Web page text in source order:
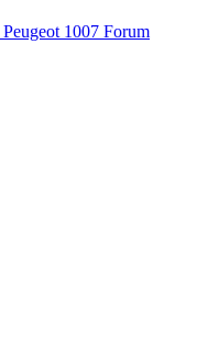
Peugeot 1007 Forum